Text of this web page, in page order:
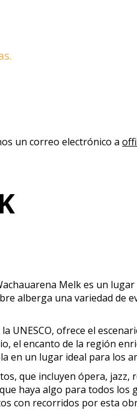
un correo electrónico a
Melk es un
alberga una variedad de
UNESCO, ofrece el
el encanto de la región
en un lugar ideal para los
que incluyen ópera,
haya algo para todos
con recorridos por esta